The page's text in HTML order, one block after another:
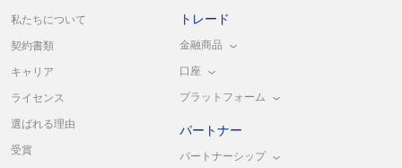
私たちについて
契約書類
キャリア
ライセンス
選ばれる理由
受賞
トレード
金融商品
口座
プラットフォーム
パートナー
パートナーシップ